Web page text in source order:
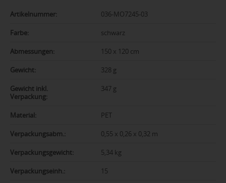
Artikelnummer: 036-MO7245-03
Farbe: schwarz
Abmessungen: 150 x 120 cm
Gewicht: 328 g
Gewicht inkl.
Verpackung:
347 g
Material: PET
Verpackungsabm.: 0,55 x 0,26 x 0,32 m
Verpackungsgewicht: 5,34 kg
Verpackungseinh.: 15